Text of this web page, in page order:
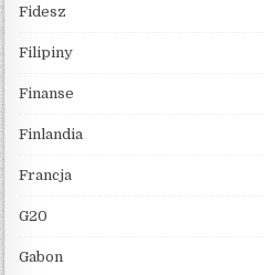
Fidesz
Filipiny
Finanse
Finlandia
Francja
G20
Gabon